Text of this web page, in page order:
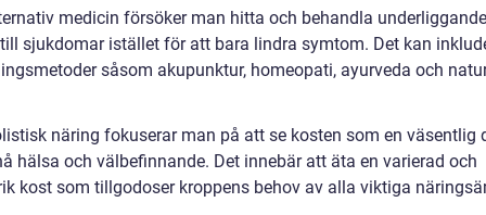
medicin försöker man hitta och behandla underliggande
sjukdomar istället för att bara lindra symtom. Det kan
såsom akupunktur, homeopati, ayurveda och
näring fokuserar man på att se kosten som en väsentlig
hälsa och välbefinnande. Det innebär att äta en varierad och
kost som tillgodoser kroppens behov av alla viktiga